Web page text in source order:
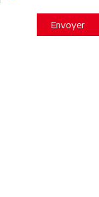
Envoyer